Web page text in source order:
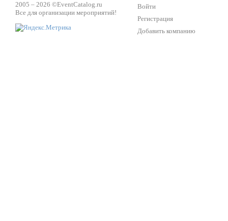
2005 – 2026 ©EventCatalog.ru
Все для организации мероприятий!
Войти
Регистрация
Добавить компанию